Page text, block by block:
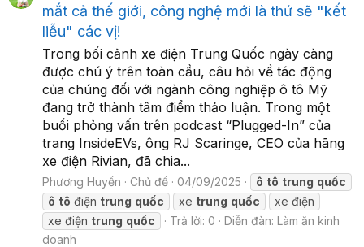
mắt cả thế giới, công nghệ mới là thứ sẽ "kết
liễu" các vị!
Trong bối cảnh xe điện Trung Quốc ngày càng
được chú ý trên toàn cầu, câu hỏi về tác động
của chúng đối với ngành công nghiệp ô tô Mỹ
đang trở thành tâm điểm thảo luận. Trong một
buổi phỏng vấn trên podcast “Plugged-In” của
trang InsideEVs, ông RJ Scaringe, CEO của hãng
xe điện Rivian, đã chia...
Phương Huyền Chủ đề 04/09/2025 ô tô trung quốc
ô tô điện trung quốc xe trung quốc
xe điện
xe điện trung quốc Trả lời: 0 Diễn đàn: Làm ăn kinh
doanh